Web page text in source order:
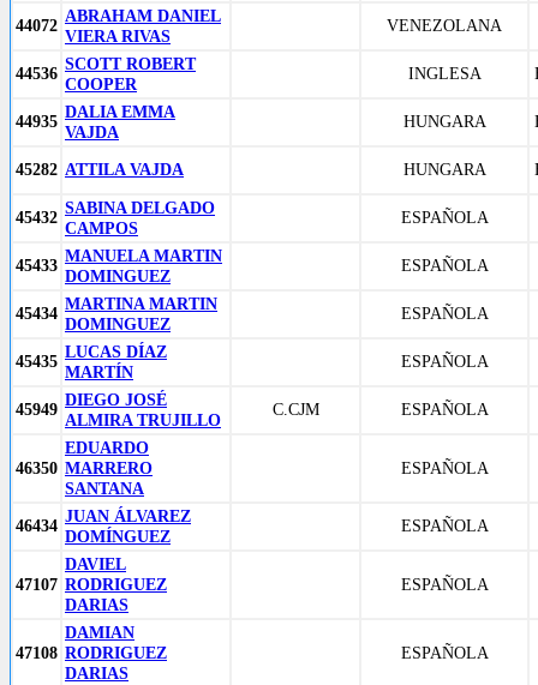
44072 ABRAHAM DANIEL
VIERA RIVAS
VENEZOLANA
44536 SCOTT ROBERT
COOPER
INGLESA
44935 DALIA EMMA
VAJDA
HUNGARA
45282 ATTILA VAJDA HUNGARA
45432 SABINA DELGADO
CAMPOS
ESPAÑOLA
45433 MANUELA MARTIN
DOMINGUEZ
ESPAÑOLA
45434 MARTINA MARTIN
DOMINGUEZ
ESPAÑOLA
45435 LUCAS DÍAZ
MARTÍN
ESPAÑOLA
45949 DIEGO JOSÉ
ALMIRA TRUJILLO
C.CJM ESPAÑOLA
46350
EDUARDO
MARRERO
SANTANA
ESPAÑOLA
46434 JUAN ÁLVAREZ
DOMÍNGUEZ
ESPAÑOLA
47107
DAVIEL
RODRIGUEZ
DARIAS
ESPAÑOLA
47108
DAMIAN
RODRIGUEZ
DARIAS
ESPAÑOLA